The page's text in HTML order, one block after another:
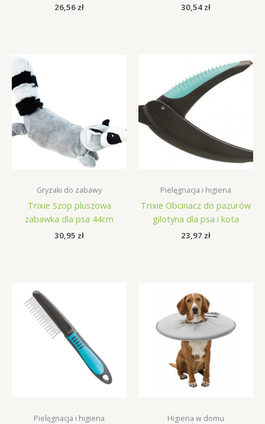
26,56 zł 30,54 zł
Gryzaki do zabawy
Trixie Szop pluszowa
zabawka dla psa 44cm
30,95 zł
Pielęgnacja i higiena
Trixie Obcinacz do pazurów
gilotyna dla psa i kota
23,97 zł
Pielęgnacja i higiena Higiena w domu